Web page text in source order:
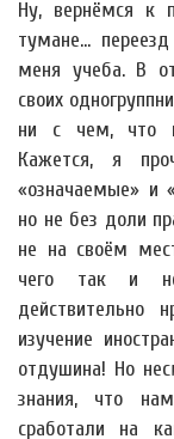
Ну, вернёмся к
тумане...
меня учеба. В
своих
ни с чем, что
Кажется, я
«означаемые» и
но не без доли
не на своём
чего так и
действительно
изучение
отдушина! Но
знания, что
сработали на